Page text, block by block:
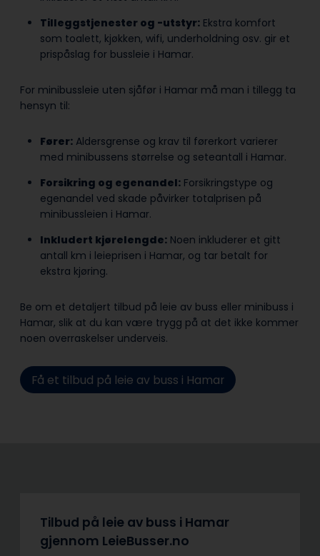
Tilleggstjenester og -utstyr: Ekstra komfort
som toalett, kjøkken, wifi, underholdning osv. gir et
prispåslag for bussleie i Hamar.
For minibussleie uten sjåfør i Hamar må man i tillegg ta
hensyn til:
Fører: Aldersgrense og krav til førerkort varierer
med minibussens størrelse og seteantall i Hamar.
Forsikring og egenandel: Forsikringstype og
egenandel ved skade påvirker totalprisen på
minibussleien i Hamar.
Inkludert kjørelengde: Noen inkluderer et gitt
antall km i leieprisen i Hamar, og tar betalt for
ekstra kjøring.
Be om et detaljert tilbud på leie av buss eller minibuss i
Hamar, slik at du kan være trygg på at det ikke kommer
noen overraskelser underveis.
Få et tilbud på leie av buss i Hamar
Tilbud på leie av buss i Hamar
gjennom LeieBusser.no